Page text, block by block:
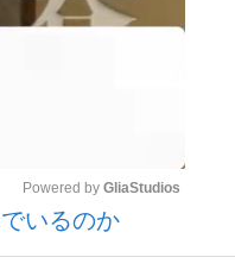
Mute
Powered by GliaStudios
いるのか